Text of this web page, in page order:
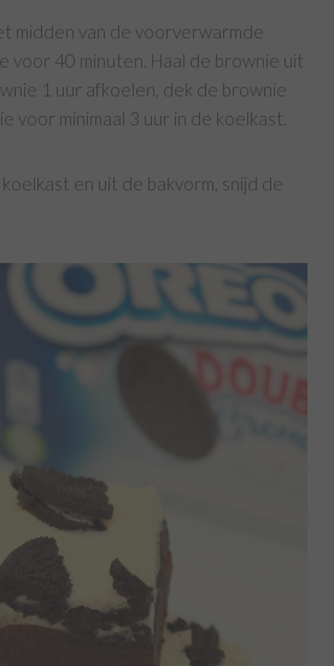
midden van de voorverwarmde
voor 40 minuten. Haal de brownie uit
1 uur afkoelen, dek de brownie
voor minimaal 3 uur in de koelkast.
en uit de bakvorm, snijd de